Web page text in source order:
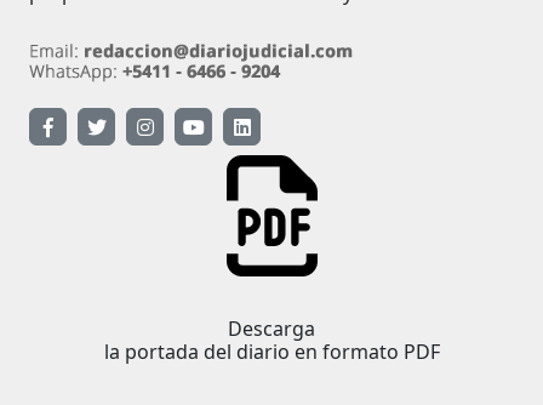
Descarga
la portada del diario en formato PDF